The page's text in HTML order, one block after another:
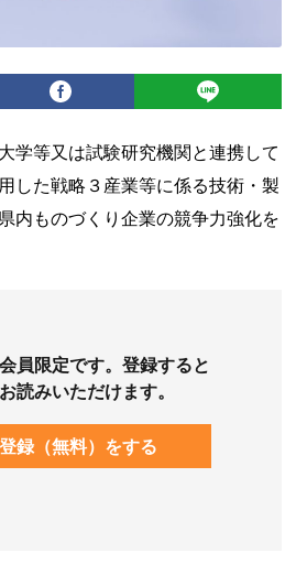
学等又は試験研究機関と連携して
した戦略３産業等に係る技術・製
内ものづくり企業の競争力強化を
員限定です。登録すると
読みいただけます。
録（無料）をする